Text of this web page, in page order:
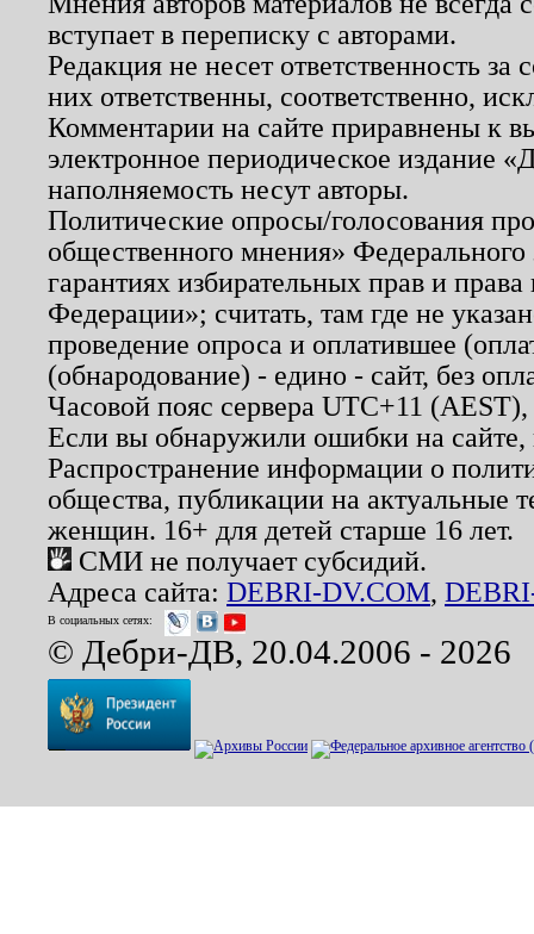
вступает в переписку с авторами.
Редакция не несет ответственность
них ответственны, соответственно,
Комментарии на сайте приравнены к
электронное периодическое издание
наполняемость несут авторы.
Политические опросы/голосования
общественного мнения»
гарантиях избирательных прав и
Федерации»; считать, там где не
проведение опроса и оплатившее
(обнародование) - едино - сайт, без
Часовой пояс сервера UTC+11
Если вы обнаружили ошибки на
Распространение информации о
общества, публикации на актуальные
женщин. 16+ для детей старше 16 лет.
СМИ не получает субсидий.
Адреса сайта: DEBRI-DV.COM,
В социальных сетях:
© Дебри-ДВ, 20.04.2006 - 2026